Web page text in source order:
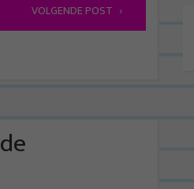
VOLGENDE POST